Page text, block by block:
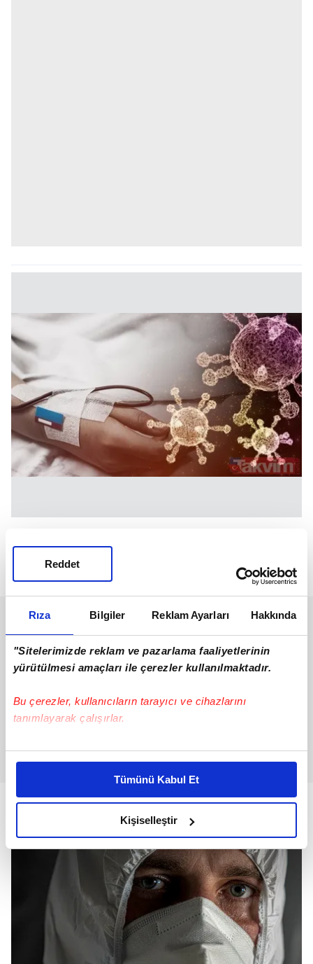
Rıza Bilgiler Reklam Ayarları Hakkında
"Sitelerimizde reklam ve pazarlama faaliyetlerinin
yürütülmesi amaçları ile çerezler kullanılmaktadır.
Bu çerezler, kullanıcıların tarayıcı ve cihazlarını
tanımlayarak çalışırlar.
Bu çerezlere izin vermeniz halinde sizlere özel
daha iyi reklam deneyimi yaşatabiliriz. Bunu yaparken
amacımızın size daha iyi bir reklam deneyimi sunmak
olduğunu ve sizlere en iyi içerikleri sunabilmek adına
elimizden gelen çabayı gösterdiğimizi ve bu noktada,
reklamların maliyetlerimizi karşılamak noktasında tek gelir
kalemimiz olduğunu sizlere hatırlatmak isteriz.
Her halükârda, kullanıcılar, bu çerezlere izin vermedikleri
takdirde, kullanıcılara hedefli reklamlar
gösterilmeyecektir."
Tümünü Kabul Et
Kişiselleştir
Reddet
öksürük, ateş etrafında yoğunlaşıyordu.